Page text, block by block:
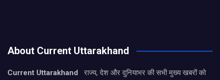
About Current Uttarakhand
Current Uttarakhand
राज्य, देश और दुनियाभर की सभी मुख्य खबरों को